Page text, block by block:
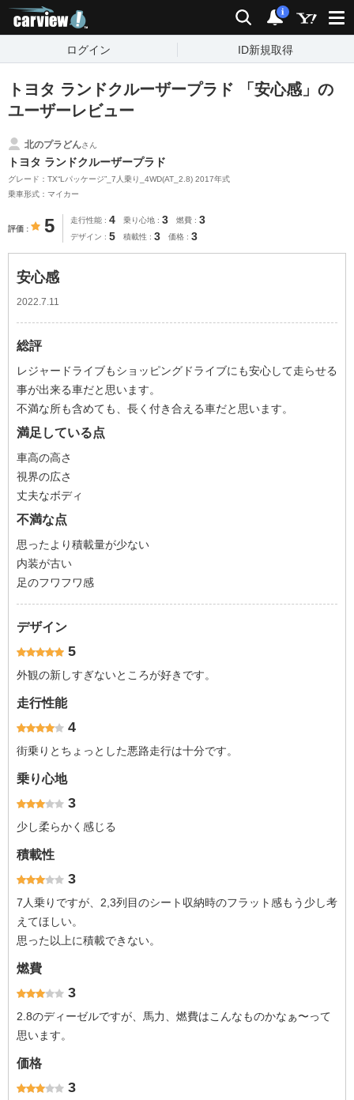
検索 通知
i
ログイン ID新規取得
トヨタ ランドクルーザープラド 「安心感」の
ユーザーレビュー
北のプラどんさん
トヨタ ランドクルーザープラド
グレード：TX“Lパッケージ”_7人乗り_4WD(AT_2.8) 2017年式
乗車形式：マイカー
評価 5 走行性能 4 乗り心地 3 燃費 3
デザイン 5 積載性 3 価格 3
安心感
2022.7.11
総評
レジャードライブもショッピングドライブにも安心して走らせる
事が出来る車だと思います。
不満な所も含めても、長く付き合える車だと思います。
満足している点
車高の高さ
視界の広さ
丈夫なボディ
不満な点
思ったより積載量が少ない
内装が古い
足のフワフワ感
デザイン
5
外観の新しすぎないところが好きです。
走行性能
4
街乗りとちょっとした悪路走行は十分です。
乗り心地
3
少し柔らかく感じる
積載性
3
7人乗りですが、2,3列目のシート収納時のフラット感もう少し考
えてほしい。
思った以上に積載できない。
燃費
3
2.8のディーゼルですが、馬力、燃費はこんなものかなぁ〜って
思います。
価格
3